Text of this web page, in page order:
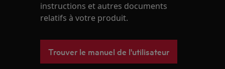
instructions et autres documents
relatifs à votre produit.
Trouver le manuel de l'utilisateur